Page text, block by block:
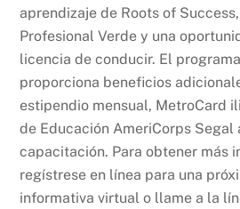
aprendizaje de Roots of
Profesional Verde y una
licencia de conducir. El
proporciona beneficios
estipendio mensual, MetroCard
de Educación AmeriCorps
capacitación. Para obtener más
regístrese en línea para una
informativa virtual o llame a la